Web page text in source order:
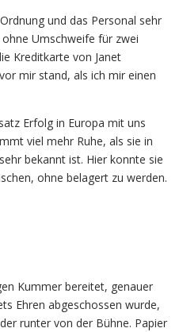
und das Personal sehr
Umschweife für zwei
Kreditkarte von Janet
mir stand, als ich mir einen
Erfolg in Europa mit uns
viel mehr Ruhe, als sie in
bekannt ist. Hier konnte sie
ohne belagert zu werden.
Kummer bereitet, genauer
Ehren abgeschossen wurde,
runter von der Bühne. Papier